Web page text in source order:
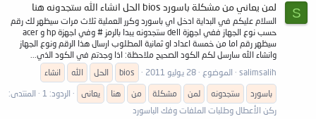
S لمن يعاني من مشكلة باسورد bios الحل انشاء الله ستجدونه هنا
السلام عليكم في البداية ادخل اي باسورد وكرر العملية ثلاث مرات سيظهر لك رقم
حسب نوع الجهاز ففي اجهزة dell ستجدونه يبدا بالرمز # وفي اجهزة hp و acer
سيظهر رقم اما من خمسة اعداد او ثمانية المطلوب ارسال هذا الرقم ونوع الجهاز
وانشاء الله سارسل لكم الكود الصحيح ملاحظة: اذا وجدتم في الكود الذي...
salimsalih
الموضوع 28 يوليو 2011 bios الحل الله
انشاء
باسورد
ستجدونه لمن مشكلة من هنا يعانى الردود: 1
المنتدى:
ركن الأعطال وطلبات الملفات وفك الباسورد